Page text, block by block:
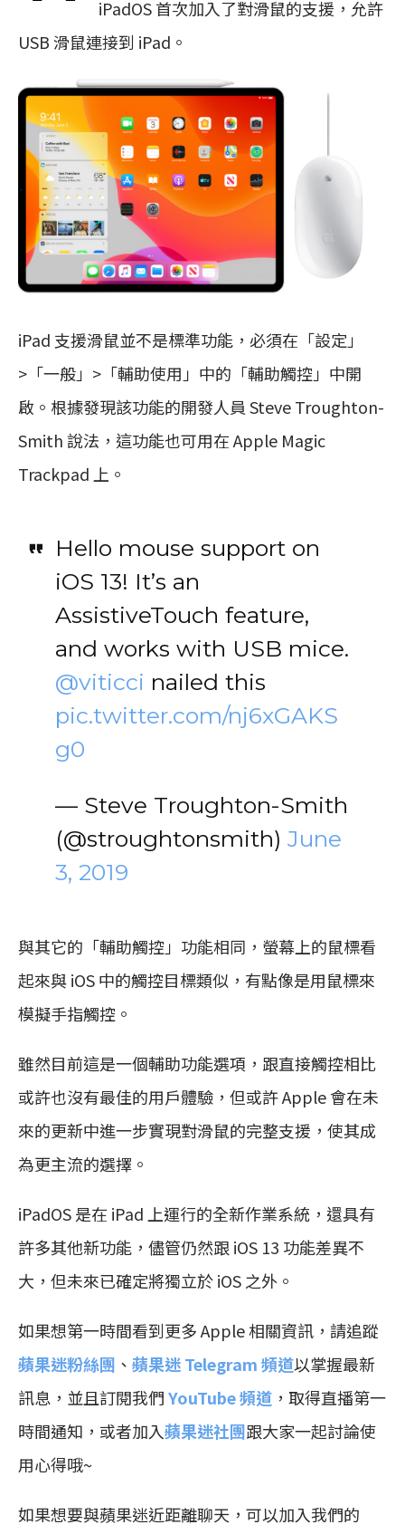
iPadOS 首次加入了對滑鼠的支援，允許
USB 滑鼠連接到 iPad。
iPad 支援滑鼠並不是標準功能，必須在「設定」
>「一般」>「輔助使用」中的「輔助觸控」中開
啟。根據發現該功能的開發人員 Steve Troughton-
Smith 說法，這功能也可用在 Apple Magic
Trackpad 上。
Hello mouse support on
iOS 13! It’s an
AssistiveTouch feature,
and works with USB mice.
@viticci nailed this
pic.twitter.com/nj6xGAKS
g0
— Steve Troughton-Smith
(@stroughtonsmith) June
3, 2019
與其它的「輔助觸控」功能相同，螢幕上的鼠標看
起來與 iOS 中的觸控目標類似，有點像是用鼠標來
模擬手指觸控。
雖然目前這是一個輔助功能選項，跟直接觸控相比
或許也沒有最佳的用戶體驗，但或許 Apple 會在未
來的更新中進一步實現對滑鼠的完整支援，使其成
為更主流的選擇。
iPadOS 是在 iPad 上運行的全新作業系統，還具有
許多其他新功能，儘管仍然跟 iOS 13 功能差異不
大，但未來已確定將獨立於 iOS 之外。
如果想第一時間看到更多 Apple 相關資訊，請追蹤
蘋果迷粉絲團 、 蘋果迷 Telegram 頻道以掌握最新
訊息，並且訂閱我們YouTube 頻道 ，取得直播第一
時間通知，或者加入蘋果迷社團跟大家一起討論使
用心得哦~
如果想要與蘋果迷近距離聊天，可以加入我們的